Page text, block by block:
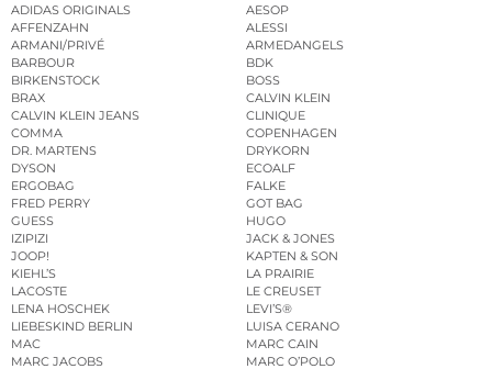
ADIDAS ORIGINALS
AESOP
AFFENZAHN
ALESSI
ARMANI/PRIVÉ
ARMEDANGELS
BARBOUR
BDK
BIRKENSTOCK
BOSS
BRAX
CALVIN KLEIN
CALVIN KLEIN JEANS
CLINIQUE
COMMA
COPENHAGEN
DR. MARTENS
DRYKORN
DYSON
ECOALF
ERGOBAG
FALKE
FRED PERRY
GOT BAG
GUESS
HUGO
IZIPIZI
JACK & JONES
JOOP!
KAPTEN & SON
KIEHL’S
LA PRAIRIE
LACOSTE
LE CREUSET
LENA HOSCHEK
LEVI’S®
LIEBESKIND BERLIN
LUISA CERANO
MAC
MARC CAIN
MARC JACOBS
MARC O’POLO